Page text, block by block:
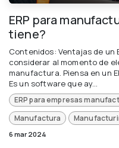
ERP para
tiene?
Contenidos: Ventajas de un
considerar al momento de
manufactura. Piensa en un
Es un software que ay...
ERP para empresas
Manufactura
6 mar 2024